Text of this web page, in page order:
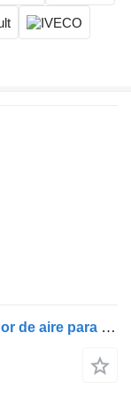
DAF Occ luchtdroger 21265119 secador de aire para camión